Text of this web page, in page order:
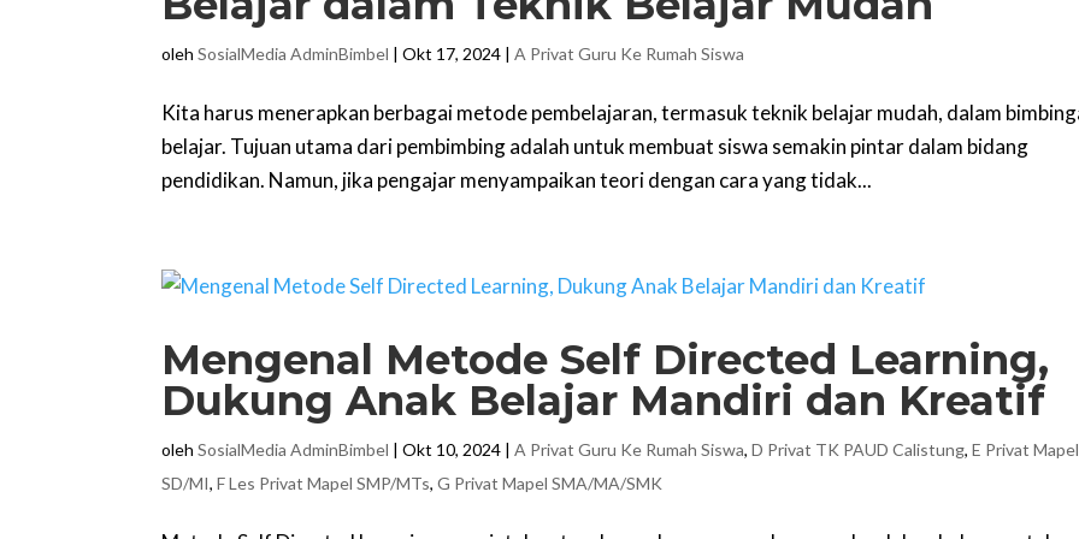
olehSosialMedia AdminBimbel |Okt 17, 2024 |A Privat Guru Ke Rumah Siswa
Kita harus menerapkan berbagai metode pembelajaran, termasuk teknik belajar mudah, dalam
belajar. Tujuan utama dari pembimbing adalah untuk membuat siswa semakin pintar dalam bidang
pendidikan. Namun, jika pengajar menyampaikan teori dengan cara yang tidak...
Mengenal Metode Self Directed Learning,
Dukung Anak Belajar Mandiri dan Kreatif
olehSosialMedia AdminBimbel |Okt 10, 2024 |A Privat Guru Ke Rumah Siswa,D Privat TK PAUD Calistung,E Privat Mapel
SD/MI,F Les Privat Mapel SMP/MTs,G Privat Mapel SMA/MA/SMK